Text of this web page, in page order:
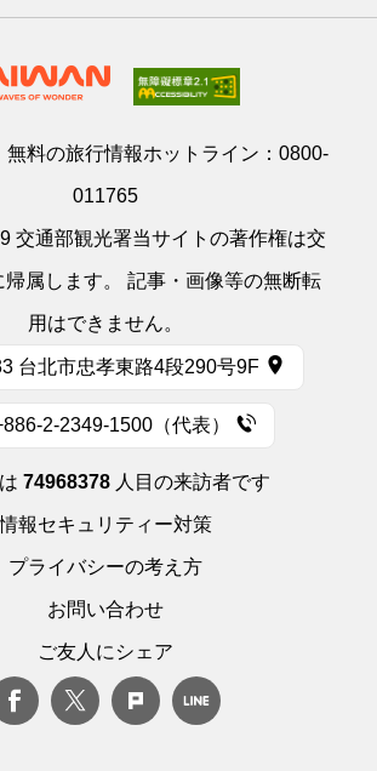
料の旅行情報ホットライン： 0800-
011765
交通部観光署当サイトの著作権は交
帰属します。 記事・画像等の無断転
用はできません。
台北市忠孝東路4段290号9F
2-2349-1500（代表）
74968378 人目の来訪者です
情報セキュリティー対策
プライバシーの考え方
お問い合わせ
ご友人にシェア